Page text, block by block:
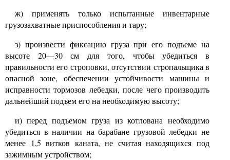
ж) применять только испытанные инвентарные
грузозахватные приспособления и тару;
з) произвести фиксацию груза при его подъеме на
высоте 20—30см для того, чтобы убедиться в
правильности его строповки, отсутствии стропальщика в
опасной зоне, обеспечении устойчивости машины и
исправности тормозов лебедки, после чего производить
дальнейший подъем его на необходимую высоту;
и) перед подъемом груза из котлована необходимо
убедиться в наличии на барабане грузовой лебедки не
менее 1,5 витков каната, не считая находящихся под
зажимным устройством;